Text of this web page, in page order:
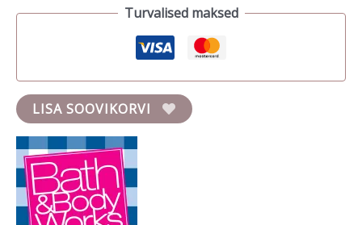
Turvalised maksed
LISA SOOVIKORVI